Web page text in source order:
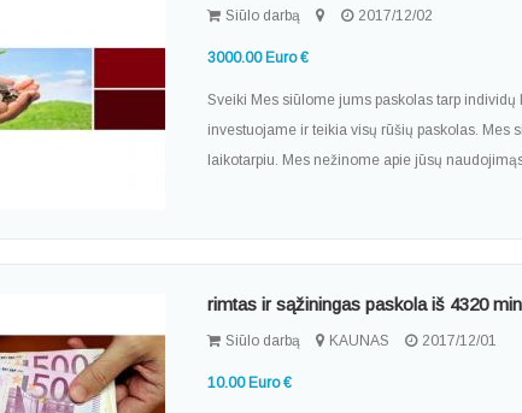
Siūlo darbą 2017/12/02
3000.00 Euro €
Sveiki Mes siūlome jums paskolas tarp individų
investuojame ir teikia visų rūšių paskolas. Mes
laikotarpiu. Mes nežinome apie jūsų
rimtas ir sąžiningas paskola iš 4320
Siūlo darbą KAUNAS 2017/12/01
10.00 Euro €